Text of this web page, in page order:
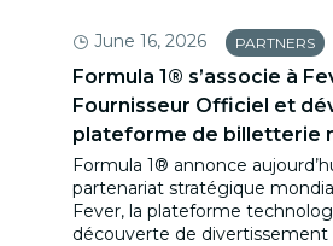
June 16, 2026 PARTNERS
Formula 1® s’associe à
Fournisseur Officiel et
plateforme de billetterie
Formula 1® annonce
partenariat stratégique
Fever, la plateforme
découverte de divertissement